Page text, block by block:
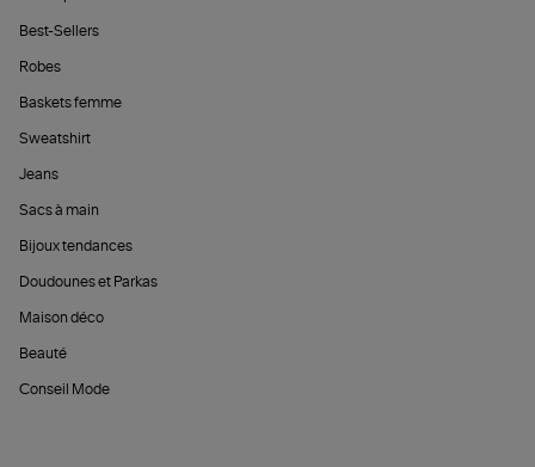
Best-Sellers
Robes
Baskets femme
Sweatshirt
Jeans
Sacs à main
Bijoux tendances
Doudounes et Parkas
Maison déco
Beauté
Conseil Mode